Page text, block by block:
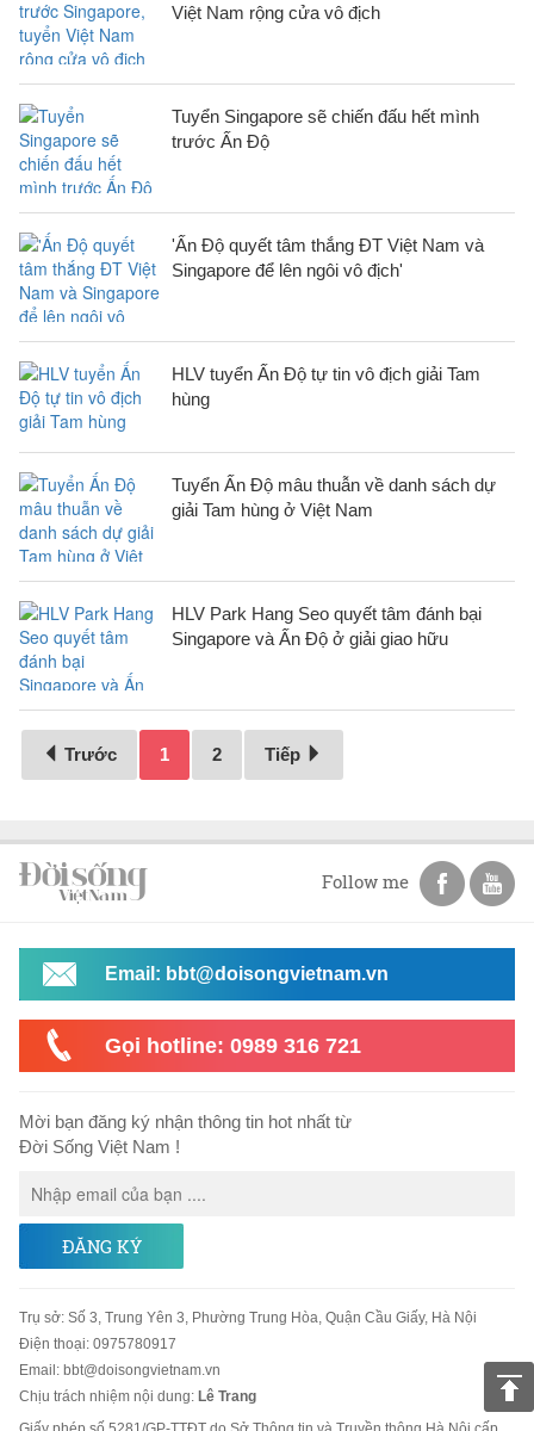
Việt Nam rộng cửa vô địch
Tuyển Singapore sẽ chiến đấu hết mình
trước Ấn Độ
'Ấn Độ quyết tâm thắng ĐT Việt Nam và
Singapore để lên ngôi vô địch'
HLV tuyển Ấn Độ tự tin vô địch giải Tam
hùng
Tuyển Ấn Độ mâu thuẫn về danh sách dự
giải Tam hùng ở Việt Nam
HLV Park Hang Seo quyết tâm đánh bại
Singapore và Ấn Độ ở giải giao hữu
Trước 1 2 Tiếp
Follow me
Email: bbt@doisongvietnam.vn
Gọi hotline: 0989 316 721
Mời bạn đăng ký nhận thông tin hot nhất từ
Đời Sống Việt Nam !
ĐĂNG KÝ
Trụ sở: Số 3, Trung Yên 3, Phường Trung Hòa, Quận Cầu Giấy, Hà Nội
Điện thoại: 0975780917
Email : bbt@doisongvietnam.vn
Chịu trách nhiệm nội dung: Lê Trang